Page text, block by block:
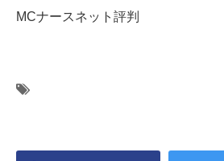
MCナースネット評判